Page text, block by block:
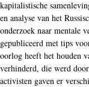
kapitalistische
en analyse van het
onderzoek naar mentale
gepubliceerd met tips
oorlog heeft het houden
verhinderd, die werd
activisten gaven er